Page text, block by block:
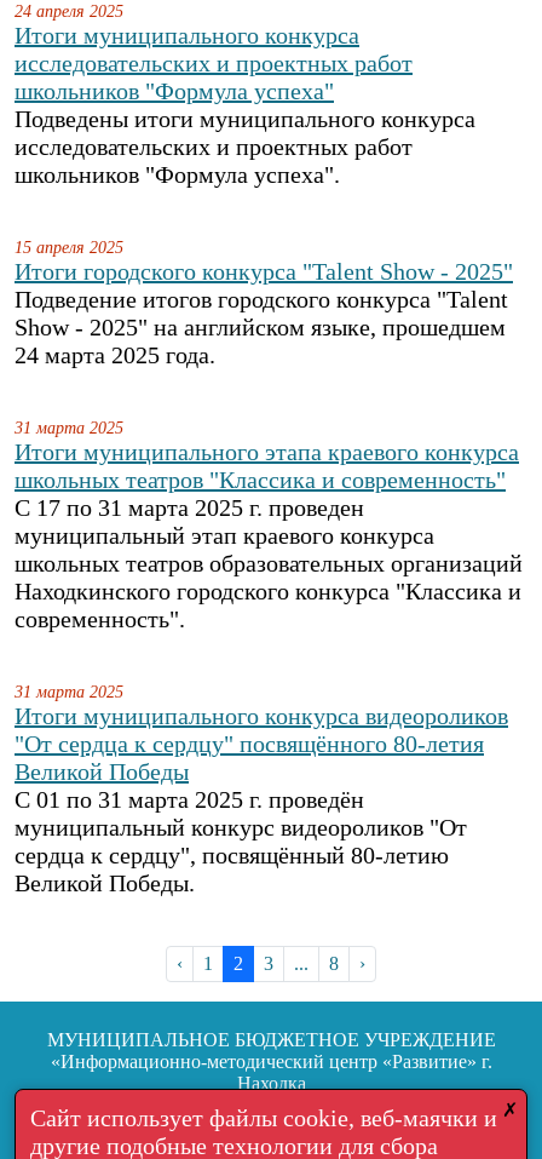
24 апреля 2025
Итоги муниципального конкурса
исследовательских и проектных работ
школьников "Формула успеха"
Подведены итоги муниципального конкурса
исследовательских и проектных работ
школьников "Формула успеха".
15 апреля 2025
Итоги городского конкурса "Talent Show - 2025"
Подведение итогов городского конкурса "Talent
Show - 2025" на английском языке, прошедшем
24 марта 2025 года.
31 марта 2025
Итоги муниципального этапа краевого конкурса
школьных театров "Классика и современность"
С 17 по 31 марта 2025 г. проведен
муниципальный этап краевого конкурса
школьных театров образовательных организаций
Находкинского городского конкурса "Классика и
современность".
31 марта 2025
Итоги муниципального конкурса видеороликов
"От сердца к сердцу" посвящённого 80-летия
Великой Победы
С 01 по 31 марта 2025 г. проведён
муниципальный конкурс видеороликов "От
сердца к сердцу", посвящённый 80-летию
Великой Победы.
‹ 1 2 3 ... 8 ›
✗
Сайт использует файлы cookie, веб-маячки и
другие подобные технологии для сбора
МУНИЦИПАЛЬНОЕ БЮДЖЕТНОЕ УЧРЕЖДЕНИЕ
«Информационно-методический центр «Развитие» г.
Находка
692904, г. Находка, ул.Школьная, 7
Тел.: +7 (4236) 64-05-06